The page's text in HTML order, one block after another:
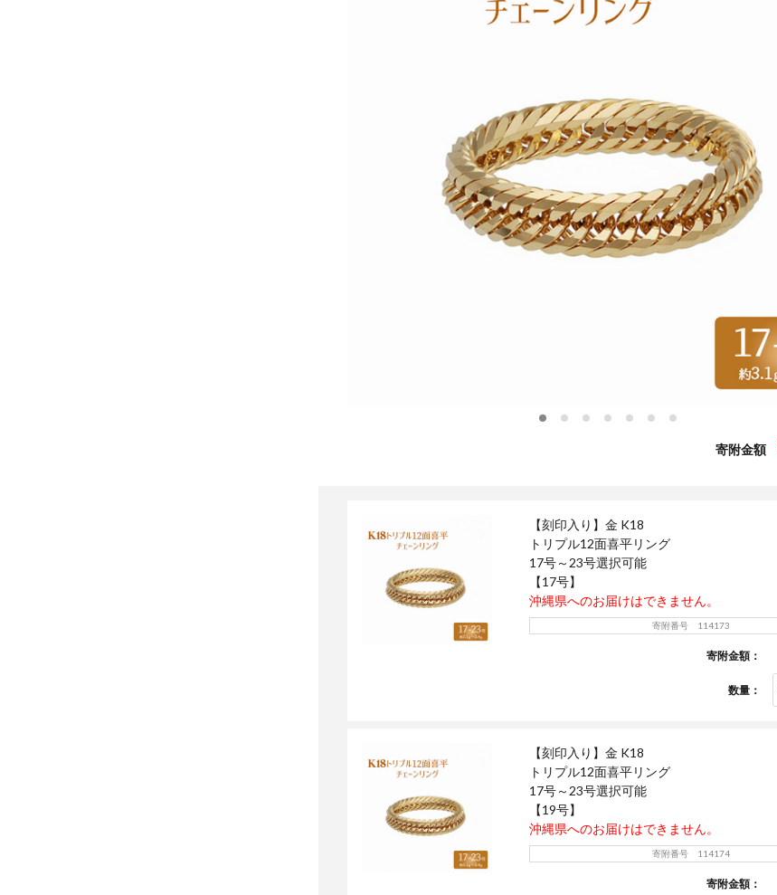
寄附金額
【刻印入り】金 K18
トリプル12面喜平リング
17号～23号選択可能
【17号】
沖縄県へのお届けはできません。
寄附番号 114173
寄附金額：
数量：
【刻印入り】金 K18
トリプル12面喜平リング
17号～23号選択可能
【19号】
沖縄県へのお届けはできません。
寄附番号 114174
寄附金額：